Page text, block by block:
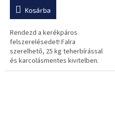
értékelése
0,0
csillag.
Kosárba
Rendezd a kerékpáros
felszerelésedet! Falra
szerelhető, 25 kg teherbírással
és karcolásmentes kivitelben.